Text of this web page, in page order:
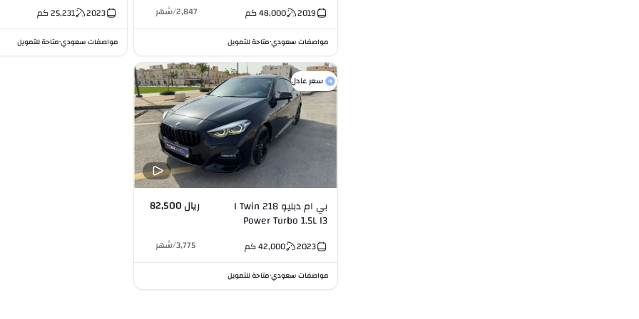
2019
48,000كم 2,847
/شهر
مواصفات سعودي•متاحة للتمويل
2023
25,231كم
مواصفات سعودي•متاحة للتمويل
سعر عادل
بي ام دبليو 218 I Twin
Power Turbo 1.5L I3
ريال 82,500
2023
42,000كم 3,775
/شهر
مواصفات سعودي•متاحة للتمويل